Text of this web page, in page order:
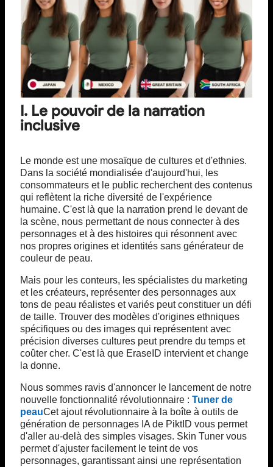
I. Le pouvoir de la narration
inclusive
Le monde est une mosaïque de cultures et d'ethnies.
Dans la société mondialisée d'aujourd'hui, les
consommateurs et le public recherchent des contenus
qui reflètent la riche diversité de l'expérience
humaine. C'est là que la narration prend le devant de
la scène, nous permettant de nous connecter à des
personnages et à des histoires qui résonnent avec
nos propres origines et identités sans générateur de
couleur de peau.
Mais pour les conteurs, les spécialistes du marketing
et les créateurs, représenter des personnages aux
tons de peau réalistes et variés peut constituer un défi
de taille. Trouver des modèles d'origines ethniques
spécifiques ou des images qui représentent avec
précision diverses cultures peut prendre du temps et
coûter cher. C'est là que EraseID intervient et change
la donne.
Nous sommes ravis d'annoncer le lancement de notre
nouvelle fonctionnalité révolutionnaire : Tuner de
peauCet ajout révolutionnaire à la boîte à outils de
génération de personnages IA de PiktID vous permet
d'aller au-delà des simples visages. Skin Tuner vous
permet d'ajuster facilement le teint de vos
personnages, garantissant ainsi une représentation